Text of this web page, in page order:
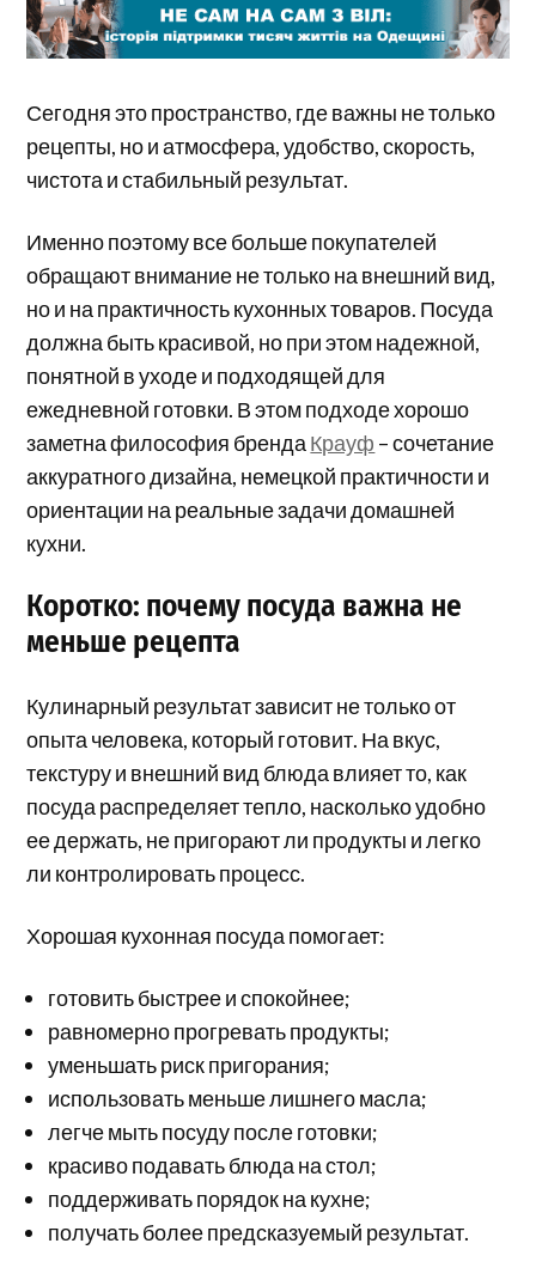
Сегодня это пространство, где важны не только
рецепты, но и атмосфера, удобство, скорость,
чистота и стабильный результат.
Именно поэтому все больше покупателей
обращают внимание не только на внешний вид,
но и на практичность кухонных товаров. Посуда
должна быть красивой, но при этом надежной,
понятной в уходе и подходящей для
ежедневной готовки. В этом подходе хорошо
заметна философия брендаКрауф – сочетание
аккуратного дизайна, немецкой практичности и
ориентации на реальные задачи домашней
кухни.
Коротко: почему посуда важна не
меньше рецепта
Кулинарный результат зависит не только от
опыта человека, который готовит. На вкус,
текстуру и внешний вид блюда влияет то, как
посуда распределяет тепло, насколько удобно
ее держать, не пригорают ли продукты и легко
ли контролировать процесс.
Хорошая кухонная посуда помогает:
готовить быстрее и спокойнее;
равномерно прогревать продукты;
уменьшать риск пригорания;
использовать меньше лишнего масла;
легче мыть посуду после готовки;
красиво подавать блюда на стол;
поддерживать порядок на кухне;
получать более предсказуемый результат.